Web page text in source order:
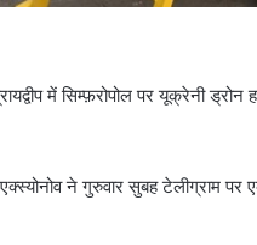
में सिम्फ़रोपोल पर यूक्रेनी
एक्स्योनोव ने गुरुवार सुबह टेलीग्राम पर